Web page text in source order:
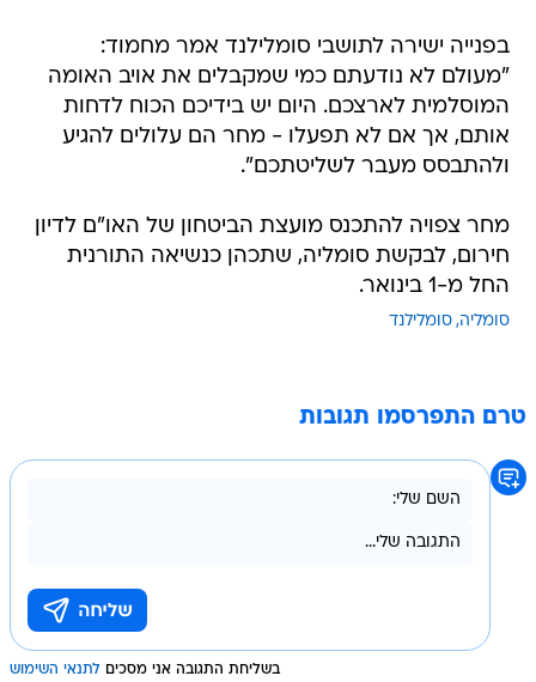
בפנייה ישירה לתושבי סומלילנד אמר מחמוד:
"מעולם לא נודעתם כמי שמקבלים את אויב האומה
המוסלמית לארצכם. היום יש בידיכם הכוח לדחות
אותם, אך אם לא תפעלו - מחר הם עלולים להגיע
ולהתבסס מעבר לשליטתכם".
מחר צפויה להתכנס מועצת הביטחון של האו"ם לדיון
חירום, לבקשת סומליה, שתכהן כנשיאה התורנית
החל מ-1 בינואר.
סומליה סומלילנד
טרם התפרסמו תגובות
בשליחת התגובה אני מסכים לתנאי השימוש